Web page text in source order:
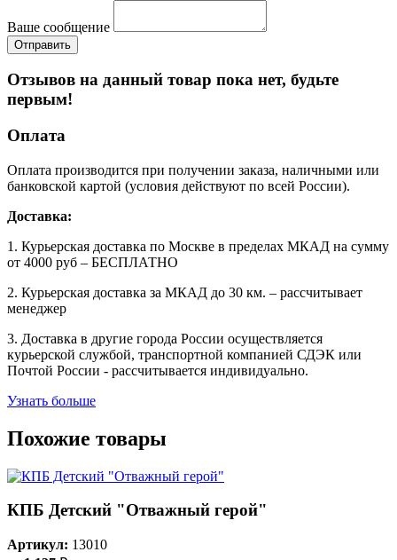
Ваше сообщение
Отзывов на данный товар пока нет, будьте
первым!
Оплата
Оплата производится при получении заказа, наличными или
банковской картой (условия действуют по всей России).
Доставка:
1. Курьерская доставка по Москве в пределах МКАД на сумму
от 4000 руб – БЕСПЛАТНО
2. Курьерская доставка за МКАД до 30 км. – рассчитывает
менеджер
3. Доставка в другие города России осуществляется
курьерской службой, транспортной компанией СДЭК или
Почтой России - рассчитывается индивидуально.
Узнать больше
Похожие товары
КПБ Детский "Отважный герой"
Артикул: 13010